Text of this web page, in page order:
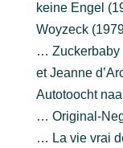
keine Engel
Woyzeck
…
et Jeanne
Autotoocht
… Original-
… La vie vrai